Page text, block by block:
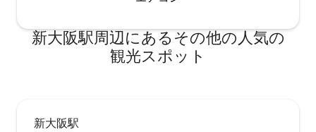
新大阪駅⁠周⁠辺⁠に⁠あ⁠るそ⁠の⁠他⁠の人⁠気⁠の
観⁠光⁠ス⁠ポ⁠ッ⁠ト
新大阪駅